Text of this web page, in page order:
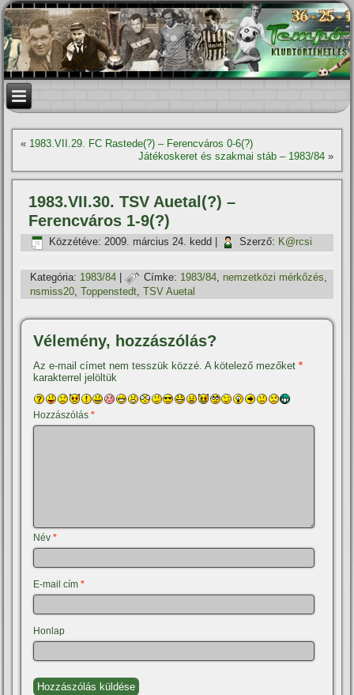
« 1983.VII.29. FC Rastede(?) – Ferencváros 0-6(?)
Játékoskeret és szakmai stáb – 1983/84»
1983.VII.30. TSV Auetal(?) –
Ferencváros 1-9(?)
Közzétéve: 2009. március 24. kedd Szerző: K@rcsi
Kategória: 1983/84 | Címke: 1983/84, nemzetközi mérkőzés,
nsmiss20,Toppenstedt,TSV Auetal
Vélemény, hozzászólás?
Az e-mail címet nem tesszük közzé. A kötelező mezőket*
karakterrel jelöltük
Hozzászólás*
Név*
E-mail cím*
Honlap